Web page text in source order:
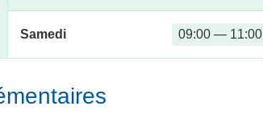
Samedi 09:00 — 11:00